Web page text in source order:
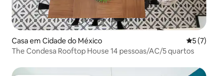
Casa em Cidade do México
5 (7)
The Condesa Rooftop House 14 pessoas/AC/5 quartos